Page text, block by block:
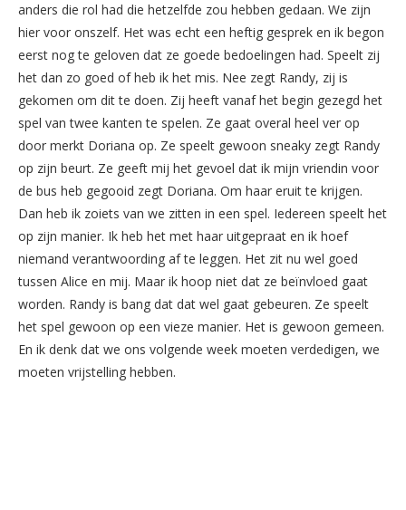
anders die rol had die hetzelfde zou hebben gedaan. We zijn
hier voor onszelf. Het was echt een heftig gesprek en ik begon
eerst nog te geloven dat ze goede bedoelingen had. Speelt zij
het dan zo goed of heb ik het mis. Nee zegt Randy, zij is
gekomen om dit te doen. Zij heeft vanaf het begin gezegd het
spel van twee kanten te spelen. Ze gaat overal heel ver op
door merkt Doriana op. Ze speelt gewoon sneaky zegt Randy
op zijn beurt. Ze geeft mij het gevoel dat ik mijn vriendin voor
de bus heb gegooid zegt Doriana. Om haar eruit te krijgen.
Dan heb ik zoiets van we zitten in een spel. Iedereen speelt het
op zijn manier. Ik heb het met haar uitgepraat en ik hoef
niemand verantwoording af te leggen. Het zit nu wel goed
tussen Alice en mij. Maar ik hoop niet dat ze beïnvloed gaat
worden. Randy is bang dat dat wel gaat gebeuren. Ze speelt
het spel gewoon op een vieze manier. Het is gewoon gemeen.
En ik denk dat we ons volgende week moeten verdedigen, we
moeten vrijstelling hebben.